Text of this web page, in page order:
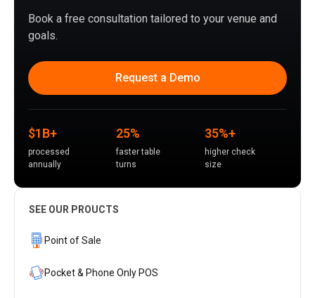
Book a free consultation tailored to your venue and
goals.
Request a Demo
$1B+
processed
annually
25%
faster table
turns
35%+
higher check
size
SEE OUR PROUCTS
Point of Sale
Pocket & Phone Only POS